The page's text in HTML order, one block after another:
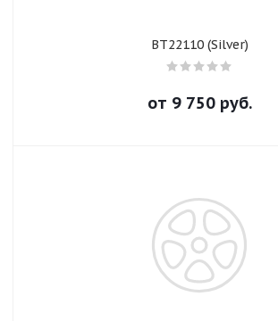
BT22110 (Silver)
от 9 750руб.